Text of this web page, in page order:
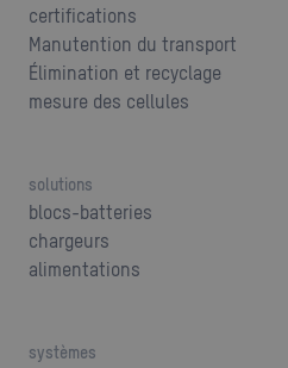
certifications
Manutention du transport
Élimination et recyclage
mesure des cellules
solutions
blocs-batteries
chargeurs
alimentations
systèmes